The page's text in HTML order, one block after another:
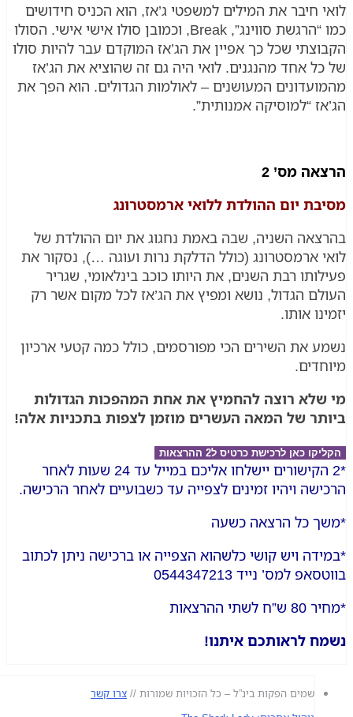
חיבר את המילים למשפטי ג’אז, הוא הכניס חידושים
כמו “הרגשת סווינג”, Break, וכמובן סולו אישי אישי. הסולו
שכל כך אפיין את הג’אז המוקדם עבר להיות סולו
אחד מהנגנים. לואי היה גם זה שהוציא את הג’אז
המעושנים – לאולמות הגדולים. הוא הפך את
“למוסיקה אמנותית”.
מס’ 2
יום ההולדת ללואי ארמסטרונג
השניה, שבה באמת נחגוג את יום ההולדת של
ארמסטרונג (כולל הדלקת נרות ועוגה …), נסקור את
רבת השנים, את היותו כוכב בינלאומי, שגריר
הגדול, נושא ומפיץ את הג’אז לכל מקום אשר רק
אותו.
את השירים הכי מפורסמים, כולל כמה קטעי ארכיון
רוצה להחמיץ את אחת המהפכות הגדולות
של המאה העשרים מוזמן לצפות בתכניות אלה!
כאן לרכישת כרטיס ל2 ההרצאות
*2 הקישורים יישלחו אליכם במייל עד 24 שעות לאחר
ויהיו זמינים לצפייה עד כשבועיים לאחר הרכישה.
כל הרצאה כשעה
ויש קושי כלשהוא הצפייה או ברכישה ניתן לכתוב
למס’ נייד 0544347213
לראותכם איתנו!
שמים הפקות בינ”ל – כל הזכויות שמורות //צרו קשר